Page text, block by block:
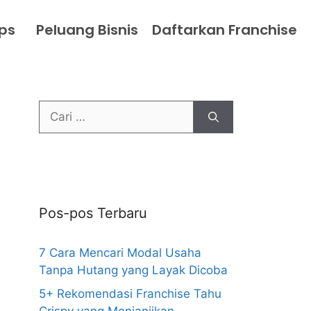
Peluang Bisnis Daftarkan Franchise
Pos-pos Terbaru
7 Cara Mencari Modal Usaha
Tanpa Hutang yang Layak Dicoba
5+ Rekomendasi Franchise Tahu